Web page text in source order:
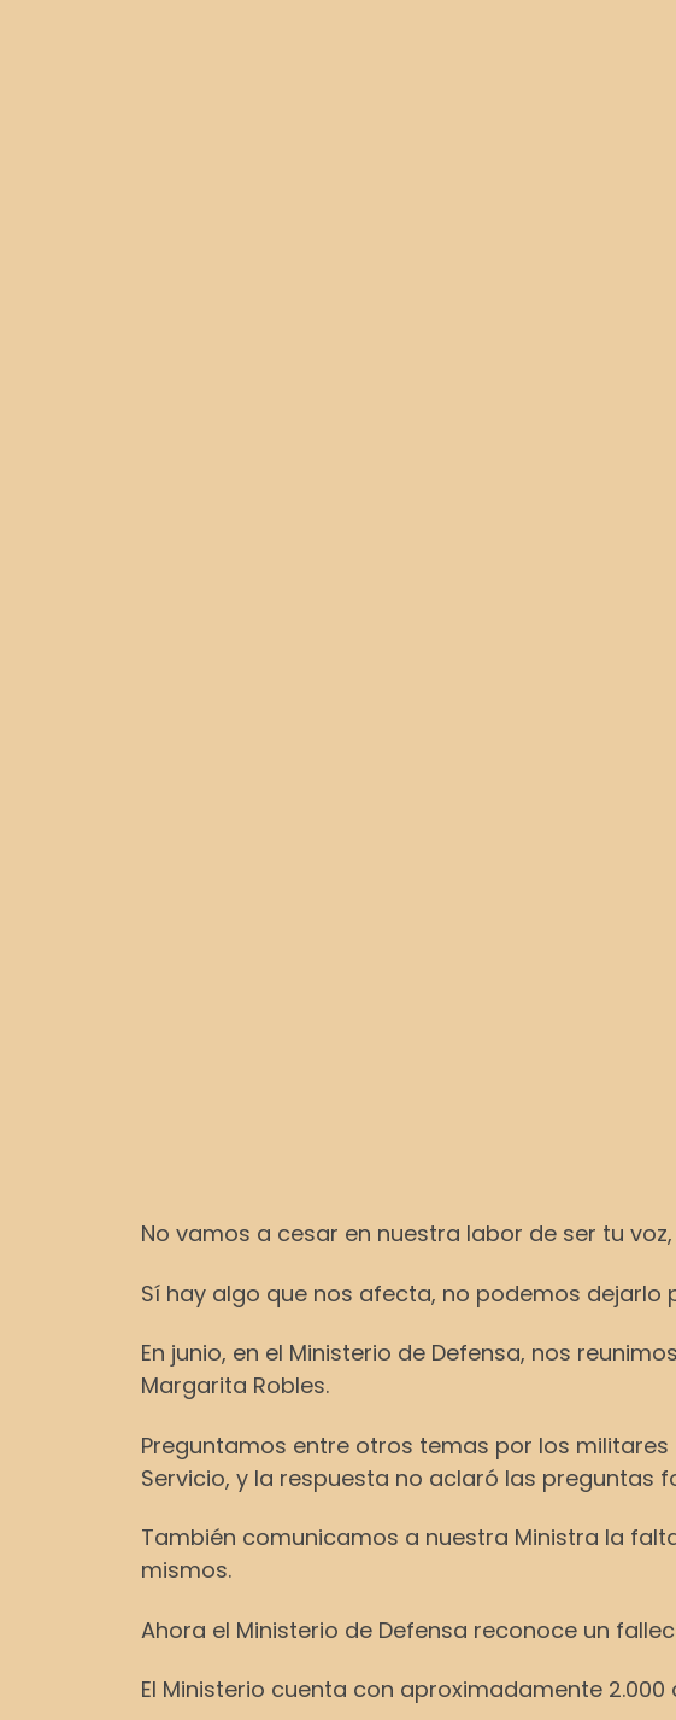
No vamos a cesar en nuestra labor de ser tu
Sí hay algo que nos afecta, no podemos dejarlo
En junio, en el Ministerio de Defensa, nos
Margarita Robles.
Preguntamos entre otros temas por los
Servicio, y la respuesta no aclaró las preguntas
También comunicamos a nuestra Ministra la
mismos.
Ahora el Ministerio de Defensa reconoce un
El Ministerio cuenta con aproximadamente